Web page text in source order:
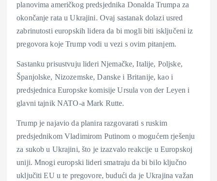
planovima američkog predsjednika Donalda Trumpa za
okončanje rata u Ukrajini. Ovaj sastanak dolazi usred
zabrinutosti europskih lidera da bi mogli biti isključeni iz
pregovora koje Trump vodi u vezi s ovim pitanjem.
Sastanku prisustvuju lideri Njemačke, Italije, Poljske,
Španjolske, Nizozemske, Danske i Britanije, kao i
predsjednica Europske komisije Ursula von der Leyen i
glavni tajnik NATO-a Mark Rutte.
Trump je najavio da planira razgovarati s ruskim
predsjednikom Vladimirom Putinom o mogućem rješenju
za sukob u Ukrajini, što je izazvalo reakcije u Europskoj
uniji. Mnogi europski lideri smatraju da bi bilo ključno
uključiti EU u te pregovore, budući da je Ukrajina važan